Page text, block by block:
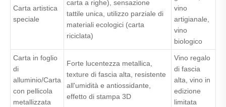
Carta artistica
speciale
carta a righe), sensazione
tattile unica, utilizzo parziale di
materiali ecologici (carta
riciclata)
vino
artigianale,
vino
biologico
Carta in foglio
di
alluminio/Carta
con pellicola
metallizzata
Forte lucentezza metallica,
texture di fascia alta, resistente
all'umidità e antiossidante,
effetto di stampa 3D
Vino regalo
di fascia
alta, vino in
edizione
limitata